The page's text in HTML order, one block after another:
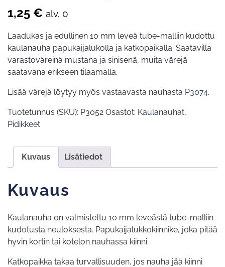
1,25 € alv. 0
Laadukas ja edullinen 10 mm leveä tube-malliin kudottu
kaulanauha papukaijalukolla ja katkopaikalla. Saatavilla
varastoväreinä mustana ja sinisenä, muita värejä
saatavana erikseen tilaamalla.
Lisää värejä löytyy myös vastaavasta nauhasta P3074.
Tuotetunnus (SKU): P3052 Osastot: Kaulanauhat,
Pidikkeet
Kuvaus Lisätiedot
Kuvaus
Kaulanauha on valmistettu 10 mm leveästä tube-malliin
kudotusta neuloksesta. Papukaijalukkokiinnike, joka pitää
hyvin kortin tai kotelon nauhassa kiinni.
Katkopaikka takaa turvallisuuden, jos nauha jää kiinni